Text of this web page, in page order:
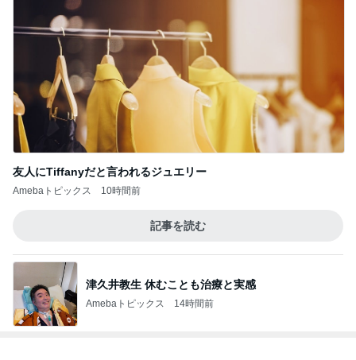
津久井教生 休むことも治療と実感
Amebaトピックス 14時間前